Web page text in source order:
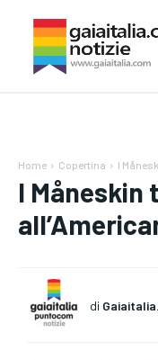
Home Copertina I
I Måneskin
di